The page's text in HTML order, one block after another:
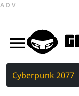
ADV
Cyberpunk 2077